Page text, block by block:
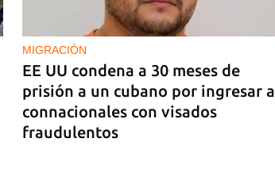
MIGRACIÓN
EE UU condena a 30 meses de
prisión a un cubano por ingresar a
connacionales con visados
fraudulentos